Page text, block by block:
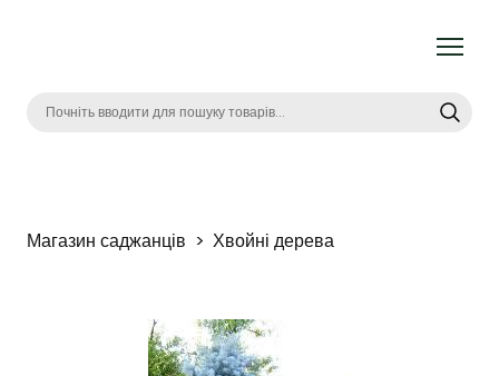
Магазин саджанців Хвойні дерева